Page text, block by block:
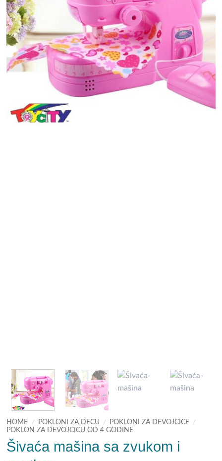
HOME / POKLONI ZA DECU / POKLONI ZA DEVOJCICE /
POKLON ZA DEVOJCICU OD 4 GODINE
Šivaća mašina sa zvukom i